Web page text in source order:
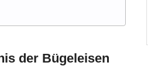
der Bügeleisen